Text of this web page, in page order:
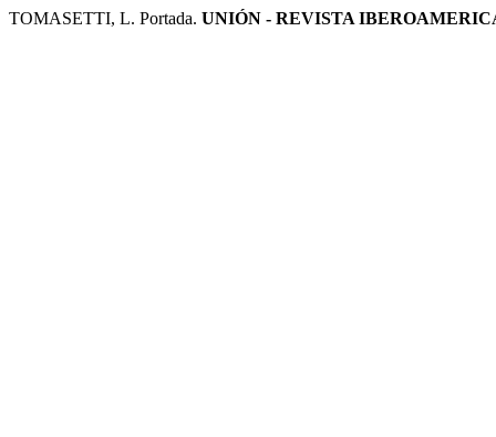
TOMASETTI, L. Portada. UNIÓN - REVISTA